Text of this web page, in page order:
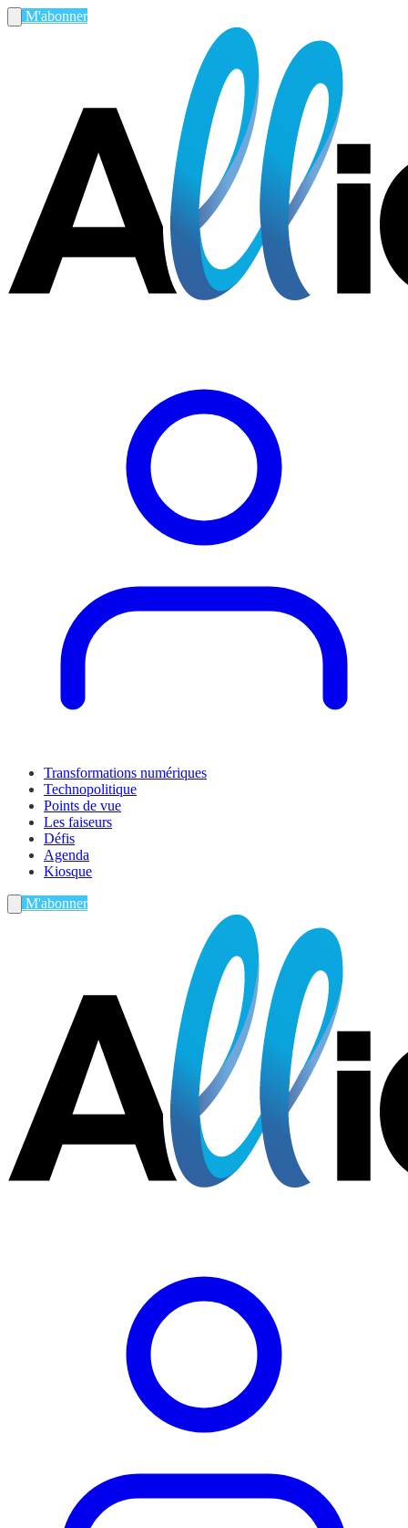
M'abonner
Transformations numériques
Technopolitique
Points de vue
Les faiseurs
Défis
Agenda
Kiosque
M'abonner